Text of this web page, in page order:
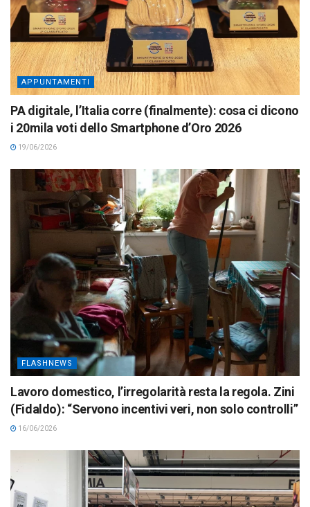
APPUNTAMENTI
PA digitale, l’Italia corre (finalmente): cosa ci dicono
i 20mila voti dello Smartphone d’Oro 2026
19/06/2026
FLASHNEWS
Lavoro domestico, l’irregolarità resta la regola. Zini
(Fidaldo): “Servono incentivi veri, non solo controlli”
16/06/2026